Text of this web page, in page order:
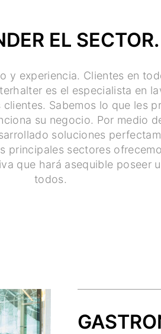
EL SECTOR.
y experiencia. Clientes en
es el especialista en
Sabemos lo que les
su negocio. Por medio
soluciones
principales sectores
que hará asequible poseer
todos.